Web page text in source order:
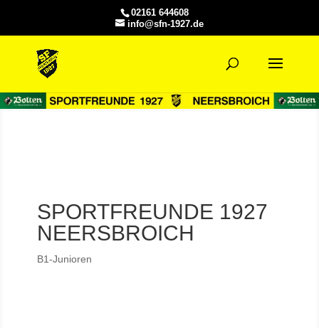
02161 644608
info@sfn-1927.de
SPORTFREUNDE 1927
NEERSBROICH
B1-Junioren